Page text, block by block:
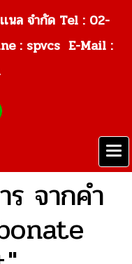
เนล จำกัด Tel : 02-
: spvcs E-Mail :
จากคำ